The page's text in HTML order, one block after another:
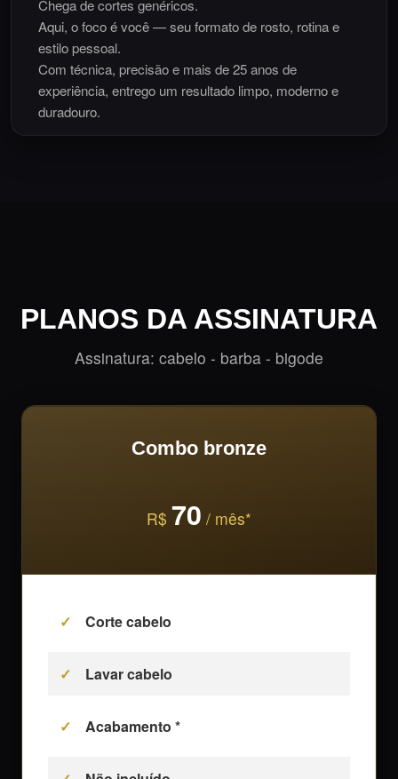
Chega de cortes genéricos.
Aqui, o foco é você — seu formato de rosto, rotina e
estilo pessoal.
Com técnica, precisão e mais de 25 anos de
experiência, entrego um resultado limpo, moderno e
duradouro.
Do degradê clássico ao social refinado, o corte é feito
PLANOS DA ASSINATURA
Assinatura: cabelo - barba - bigode
Combo bronze
R$ 70 / mês*
Corte cabelo
Lavar cabelo
Acabamento *